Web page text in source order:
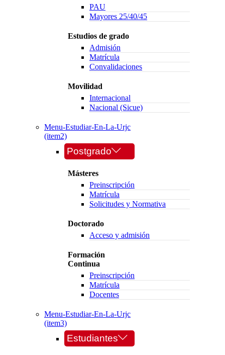
PAU
Mayores 25/40/45
Estudios de grado
Admisión
Matrícula
Convalidaciones
Movilidad
Internacional
Nacional (Sicue)
Menu-Estudiar-En-La-Urjc
(item2)
Postgrado
Másteres
Preinscripción
Matrícula
Solicitudes y Normativa
Doctorado
Acceso y admisión
Formación
Continua
Preinscripción
Matrícula
Docentes
Menu-Estudiar-En-La-Urjc
(item3)
Estudiantes